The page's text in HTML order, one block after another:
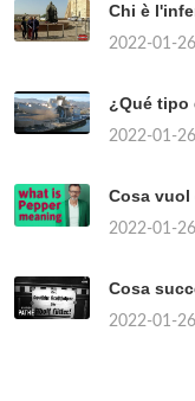
Chi è
2022-01-26
¿Qué tipo
2022-01-26
Cosa vuol
2022-01-26
Cosa
2022-01-26